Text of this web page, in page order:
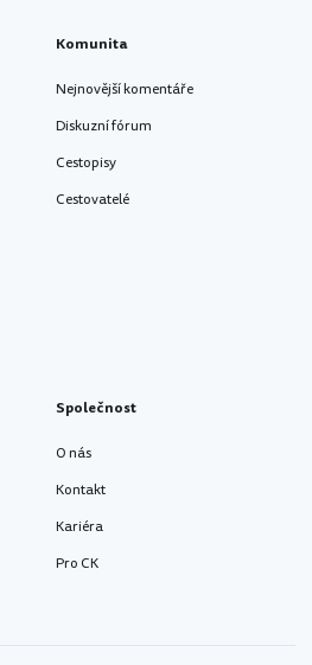
Komunita
Nejnovější komentáře
Diskuzní fórum
Cestopisy
Cestovatelé
Společnost
O nás
Kontakt
Kariéra
Pro CK